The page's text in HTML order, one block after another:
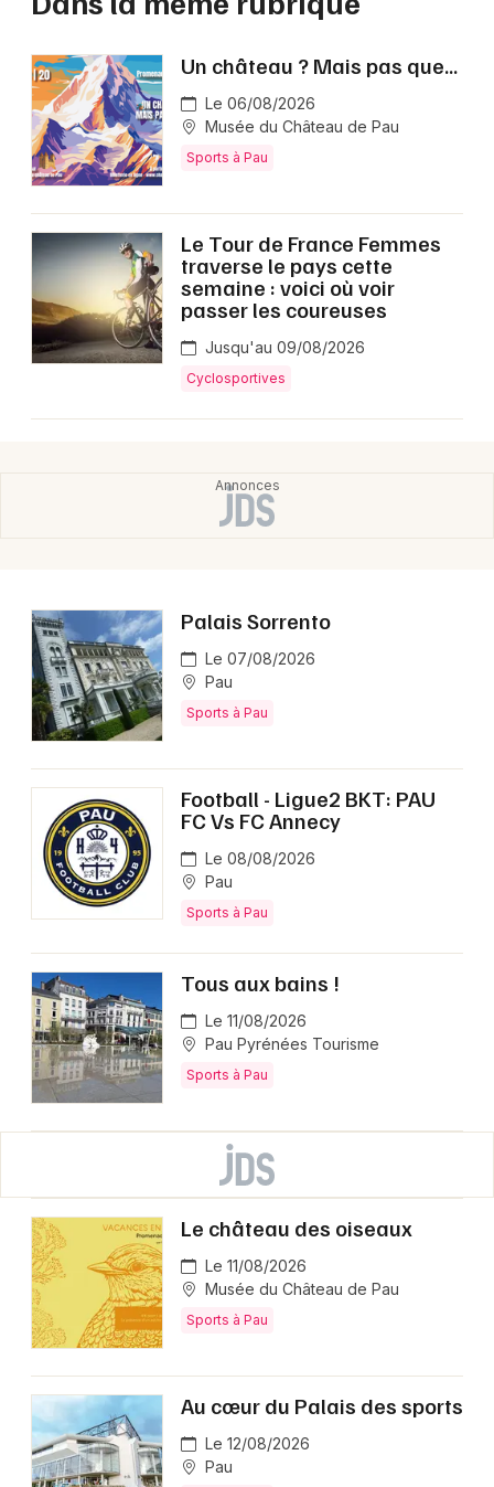
Un château ? Mais pas que...
Le 06/08/2026
Musée du Château de Pau
Sports à Pau
Le Tour de France Femmes
traverse le pays cette
semaine : voici où voir
passer les coureuses
Jusqu'au 09/08/2026
Cyclosportives
Palais Sorrento
Le 07/08/2026
Pau
Sports à Pau
Football - Ligue2 BKT: PAU
FC Vs FC Annecy
Le 08/08/2026
Pau
Sports à Pau
Tous aux bains !
Le 11/08/2026
Pau Pyrénées Tourisme
Sports à Pau
Le château des oiseaux
Le 11/08/2026
Musée du Château de Pau
Sports à Pau
Au cœur du Palais des sports
Le 12/08/2026
Pau